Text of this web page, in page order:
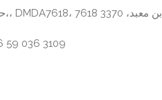
59 036 3109